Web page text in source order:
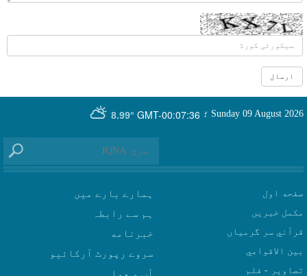
GMT-00:07:36
8.99° Sunday 09 August 2026 ؛
صفحه اول
مکمل خبریں
قرآني سر گرمياں
بين الاقوامي
تصاوير - فلم
ہمارے بارے میں
ہم سے رابطہ
سروے رپورٹ آرکائیو
آب و هوا